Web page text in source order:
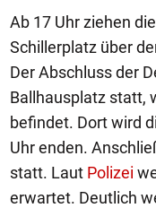
Ab 17 Uhr ziehen
Schillerplatz über
Der Abschluss der
Ballhausplatz statt,
befindet. Dort wird
Uhr enden.
statt. Laut Polizei
erwartet. Deutlich